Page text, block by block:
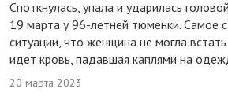
Споткнулась, упала и ударилась
19 марта у 96-летней тюменки. Самое
ситуации, что женщина не могла
идет кровь, падавшая каплями на
20 марта 2023